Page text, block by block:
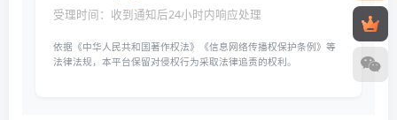
受理时间：收到通知后24小时内响应处理
依据《中华人民共和国著作权法》《信息网络传播权保护条例》等
法律法规，本平台保留对侵权行为采取法律追责的权利。